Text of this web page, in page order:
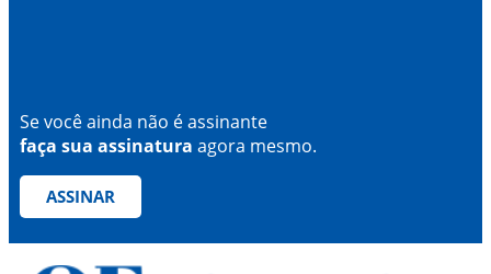
Se você ainda não é assinante
faça sua assinatura agora mesmo.
ASSINAR